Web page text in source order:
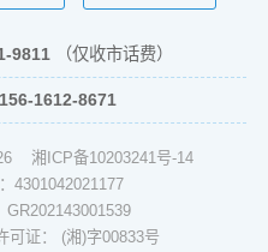
9811 （仅收市话费）
156-1612-8671
湘ICP备10203241号-14
4301042021177
GR202143001539
可证： (湘)字00833号